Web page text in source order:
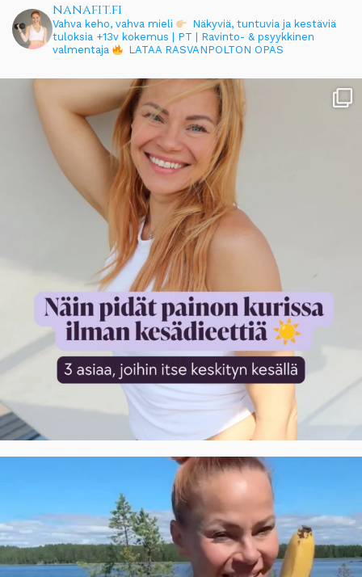
nanafit.fi
Vahva keho, vahva mieli
Näkyviä, tuntuvia ja kestäviä
tuloksia +13v kokemus | PT | Ravinto- & psyykkinen
valmentaja
LATAA RASVANPOLTON OPAS